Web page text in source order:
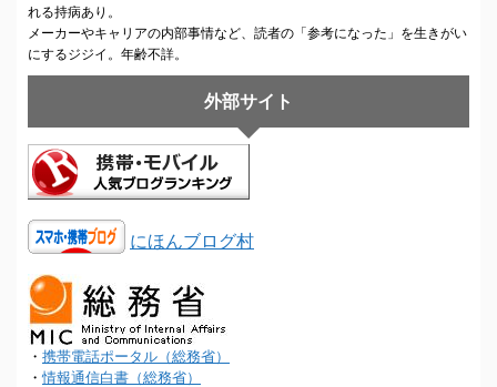
れる持病あり。
メーカーやキャリアの内部事情など、読者の「参考になった」を生きがい
にするジジイ。年齢不詳。
外部サイト
にほんブログ村
・ 携帯電話ポータル（総務省）
・情報通信白書（総務省）